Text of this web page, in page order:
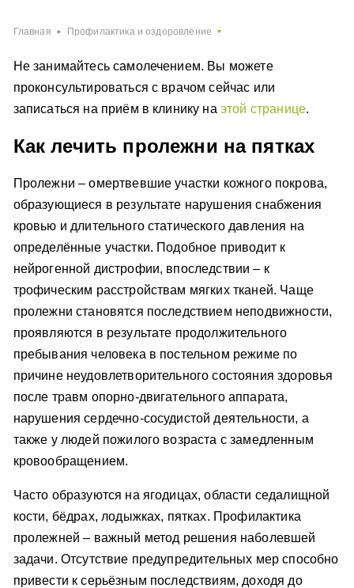
Главная Профилактика и оздоровление
Не занимайтесь самолечением. Вы можете
проконсультироваться с врачом сейчас или
записаться на приём в клинику на этой странице.
Как лечить пролежни на пятках
Пролежни – омертвевшие участки кожного покрова,
образующиеся в результате нарушения снабжения
кровью и длительного статического давления на
определённые участки. Подобное приводит к
нейрогенной дистрофии, впоследствии – к
трофическим расстройствам мягких тканей. Чаще
пролежни становятся последствием неподвижности,
проявляются в результате продолжительного
пребывания человека в постельном режиме по
причине неудовлетворительного состояния здоровья
после травм опорно-двигательного аппарата,
нарушения сердечно-сосудистой деятельности, а
также у людей пожилого возраста с замедленным
кровообращением.
Часто образуются на ягодицах, области седалищной
кости, бёдрах, лодыжках, пятках. Профилактика
пролежней – важный метод решения наболевшей
задачи. Отсутствие предупредительных мер способно
привести к серьёзным последствиям, доходя до